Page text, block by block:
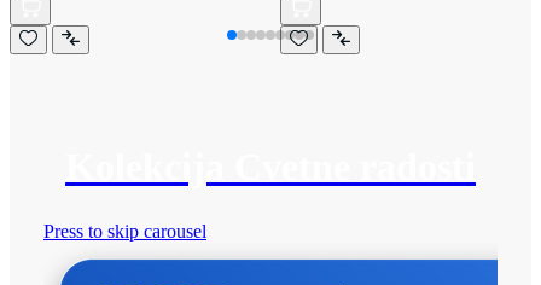
Press to skip carousel